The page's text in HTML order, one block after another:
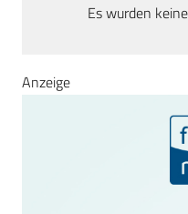
Es wurden
Anzeige